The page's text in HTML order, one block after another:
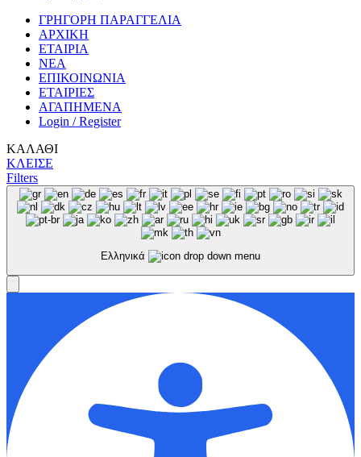
ΓΡΗΓΟΡΗ ΠΑΡΑΓΓΕΛΙΑ
ΑΡΧΙΚΗ
ΕΤΑΙΡΙΑ
ΝΕΑ
ΕΠΙΚΟΙΝΩΝΙΑ
ΕΤΑΙΡΙΕΣ
ΑΓΑΠΗΜΕΝΑ
Login / Register
ΚΑΛΑΘΙ
ΚΛΕΙΣΕ
Filters
Ελληνικά